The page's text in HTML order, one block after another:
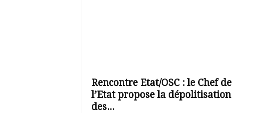
Rencontre Etat/OSC : le Chef de
l’Etat propose la dépolitisation
des...